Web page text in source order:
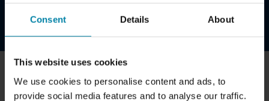
Consent Details About
This website uses cookies
We use cookies to personalise content and ads, to
provide social media features and to analyse our traffic.
اتصل بنا
الفوائد التجارية